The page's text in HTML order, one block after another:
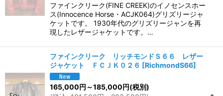
ファインクリーク(FINE CREEK)のイノセンスホー
ス(Innocence Horse・ACJK064)グリズリージャ
ケットです。 1930年代のグリズリージャンを再
現したレザージャケットです。…
ファインクリーク リッチモンドＳ６６ レザー
ジャケット ＦＣＪＫ０２６ [RichmondS66]
165,000円 ～185,000円(税別)